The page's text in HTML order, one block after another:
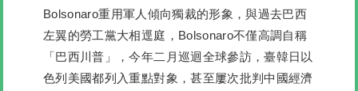
Bolsonaro重用軍人傾向獨裁的形象，與過去巴西
左翼的勞工黨大相逕庭，Bolsonaro不僅高調自稱
「巴西川普」，今年二月巡迴全球參訪，臺韓日以
色列美國都列入重點對象，甚至屢次批判中國經濟